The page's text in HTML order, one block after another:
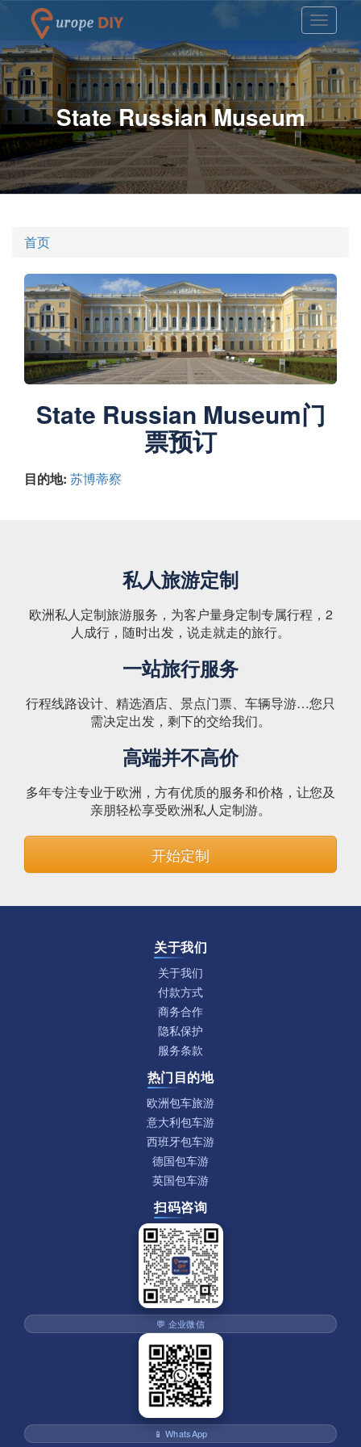
State Russian Museum
首页
State Russian Museum门
票预订
目的地: 苏博蒂察
私人旅游定制
欧洲私人定制旅游服务，为客户量身定制专属行程，2
人成行，随时出发，说走就走的旅行。
一站旅行服务
行程线路设计、精选酒店、景点门票、车辆导游…您只
需决定出发，剩下的交给我们。
高端并不高价
多年专注专业于欧洲，方有优质的服务和价格，让您及
亲朋轻松享受欧洲私人定制游。
开始定制
关于我们
关于我们
付款方式
商务合作
隐私保护
服务条款
热门目的地
欧洲包车旅游
意大利包车游
西班牙包车游
德国包车游
英国包车游
扫码咨询
💬 企业微信
📱 WhatsApp